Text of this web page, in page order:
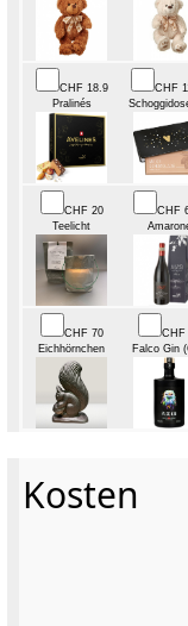
CHF 18.9
Pralinés
CHF
CHF 20
Teelicht
CHF
CHF 70
Eichhörnchen
CHF
Falco Gin
Kosten